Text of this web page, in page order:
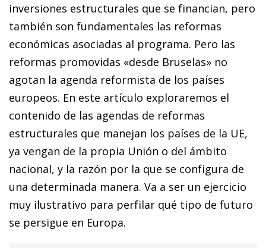
inversiones estructurales que se financian, pero
también son fundamentales las reformas
económicas asociadas al programa. Pero las
reformas promovidas «desde Bruselas» no
agotan la agenda reformista de los países
europeos. En este artículo exploraremos el
contenido de las agendas de reformas
estructurales que manejan los países de la UE,
ya vengan de la propia Unión o del ámbito
nacional, y la razón por la que se configura de
una determinada manera. Va a ser un ejercicio
muy ilustrativo para perfilar qué tipo de futuro
se persigue en Europa.